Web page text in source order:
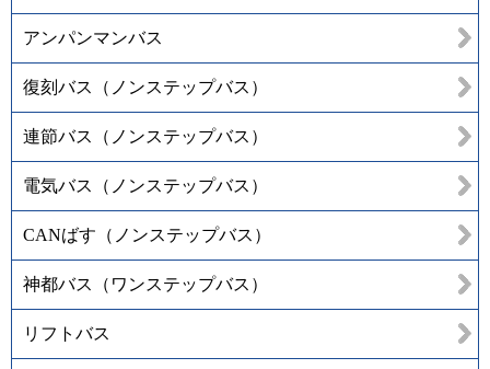
アンパンマンバス
復刻バス（ノンステップバス）
連節バス（ノンステップバス）
電気バス（ノンステップバス）
CANばす（ノンステップバス）
神都バス（ワンステップバス）
リフトバス